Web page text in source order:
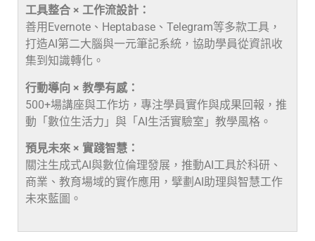
工具整合 × 工作流設計：
善用Evernote、Heptabase、Telegram等多款工具，
打造AI第二大腦與一元筆記系統，協助學員從資訊收
集到知識轉化。
行動導向 × 教學有感：
500+場講座與工作坊，專注學員實作與成果回報，推
動「數位生活力」與「AI生活實驗室」教學風格。
預見未來 × 實踐智慧：
關注生成式AI與數位倫理發展，推動AI工具於科研、
商業、教育場域的實作應用，擘劃AI助理與智慧工作
未來藍圖。